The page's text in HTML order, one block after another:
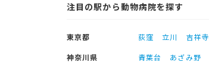
注目の駅から動物病院を探す
東京都 荻窪 立川 吉祥寺
神奈川県
青葉台 あざみ野